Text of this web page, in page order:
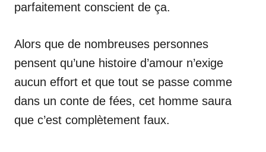
parfaitement conscient de ça.
Alors que de nombreuses personnes
pensent qu’une histoire d’amour n’exige
aucun effort et que tout se passe comme
dans un conte de fées, cet homme saura
que c’est complètement faux.